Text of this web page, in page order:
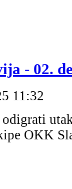
- 02.
11:32
odigrati
OKK